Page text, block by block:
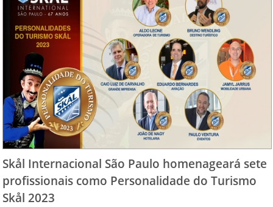
Skål Internacional São Paulo homenageará sete
profissionais como Personalidade do Turismo
Skål 2023